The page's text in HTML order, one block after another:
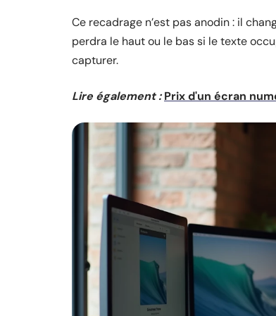
Ce recadrage n’est pas anodin : il
perdra le haut ou le bas si le texte
capturer.
Lire également : Prix d'un écran